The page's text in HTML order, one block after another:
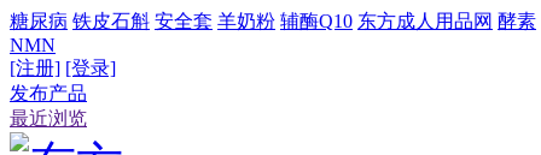
糖尿病 铁皮石斛 安全套 羊奶粉 辅酶Q10 东方成人用品网 酵素
NMN
[注册] [登录]
发布产品
最近浏览